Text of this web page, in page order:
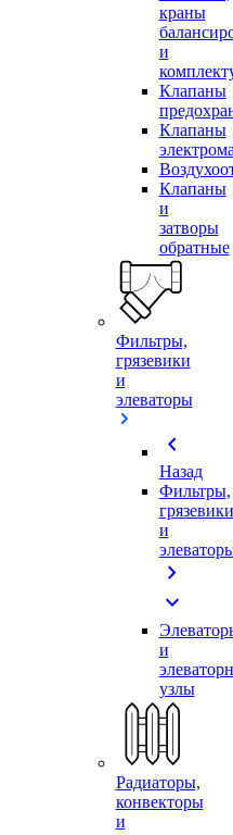
краны
и
Клапаны
Клапаны
Клапаны
и
затворы
обратные
Фильтры,
грязевики
и
элеваторы
chevron_left
Назад
Фильтры,
грязевики
и
chevron_right
expand_more
и
узлы
Радиаторы,
конвекторы
и